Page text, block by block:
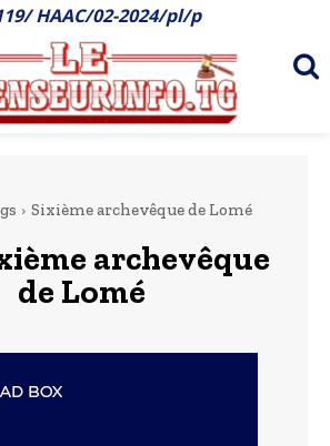
HAAC/02-2024/pl/p
Sixième archevêque de Lomé
archevêque
de Lomé